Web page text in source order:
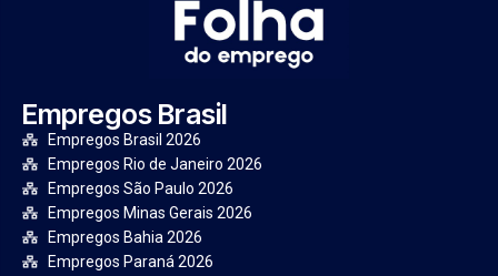
Empregos Brasil
Empregos Brasil 2026
Empregos Rio de Janeiro 2026
Empregos São Paulo 2026
Empregos Minas Gerais 2026
Empregos Bahia 2026
Empregos Paraná 2026